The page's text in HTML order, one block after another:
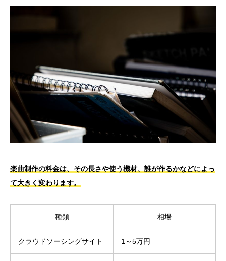
楽曲制作の料金は、その長さや使う機材、誰が作るかなどによっ
て大きく変わります。
種類 相場
クラウドソーシングサイト 1～5万円